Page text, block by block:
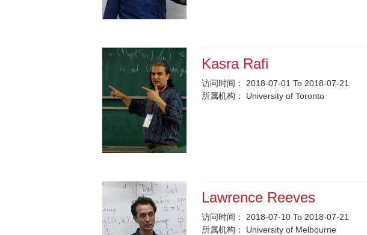
Kasra Rafi
访问时间：
2018-07-01 To 2018-07-21
所属机构：
University of Toronto
Lawrence Reeves
访问时间：
2018-07-10 To 2018-07-21
所属机构：
University of Melbourne